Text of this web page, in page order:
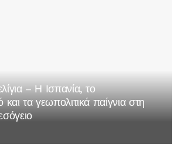
– Η Ισπανία, το
και τα γεωπολιτικά παίγνια στη